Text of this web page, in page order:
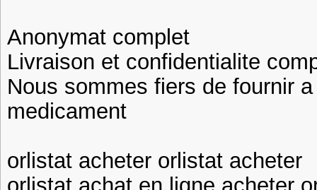
Anonymat complet
Livraison et confidentialite
Nous sommes fiers de fournir
medicament
orlistat acheter orlistat acheter
orlistat achat en ligne acheter